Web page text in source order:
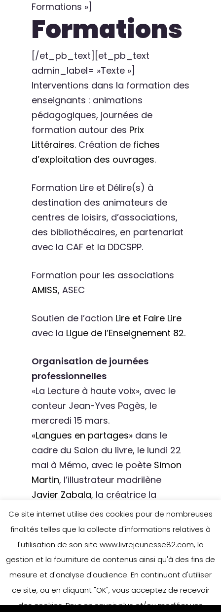
Formations »]
Formations
[/et_pb_text][et_pb_text
admin_label= »Texte »]
Interventions dans la formation des
enseignants : animations
pédagogiques, journées de
formation autour des Prix
Littéraires. Création de fiches
d’exploitation des ouvrages.
Formation Lire et Délire(s) à
destination des animateurs de
centres de loisirs, d’associations,
des bibliothécaires, en partenariat
avec la CAF et la DDCSPP.
Formation pour les associations
AMISS, ASEC
Soutien de l’action Lire et Faire Lire
avec la Ligue de l’Enseignement 82.
Organisation de journées
professionnelles
«La Lecture à haute voix», avec le
conteur Jean-Yves Pagès, le
mercredi 15 mars.
«Langues en partages» dans le
cadre du Salon du livre, le lundi 22
mai à Mémo, avec le poète Simon
Martin, l’illustrateur madrilène
Javier Zabala, la créatrice la
maison d’éditions A pas de loups
Laurence Nobécourt, le
neuropsycholinguiste Jean-Luc
Nespoulous.
Télécharger le PDF d’information
avec la fiche d’inscription …
Ce site internet utilise des cookies pour de nombreuses
finalités telles que la collecte d'informations relatives à
l'utilisation de son site www.livrejeunesse82.com, la
gestion et la fourniture de contenus ainsi qu'à des fins de
mesure et d'analyse d'audience. En continuant d'utiliser
ce site, ou en cliquant "OK", vous acceptez de recevoir
des cookies. Pour en savoir plus et/ou modifier vos